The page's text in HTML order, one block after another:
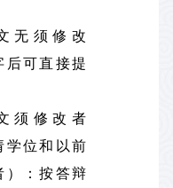
无须修改
后可直接提
须修改者
学位和以前
）：按答辩